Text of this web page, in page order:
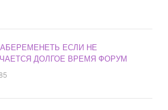
ЕСЛИ НЕ
ДОЛГОЕ ВРЕМЯ ФОРУМ